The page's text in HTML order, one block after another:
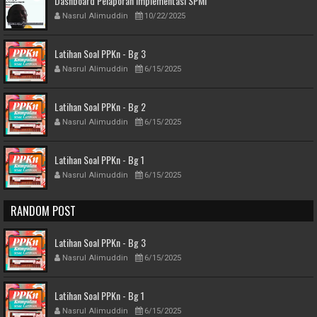
Nasrul Alimuddin 10/22/2025
Latihan Soal PPKn - Bg 3
Nasrul Alimuddin 6/15/2025
Latihan Soal PPKn - Bg 2
Nasrul Alimuddin 6/15/2025
Latihan Soal PPKn - Bg 1
Nasrul Alimuddin 6/15/2025
RANDOM POST
Latihan Soal PPKn - Bg 3
Nasrul Alimuddin 6/15/2025
Latihan Soal PPKn - Bg 1
Nasrul Alimuddin 6/15/2025